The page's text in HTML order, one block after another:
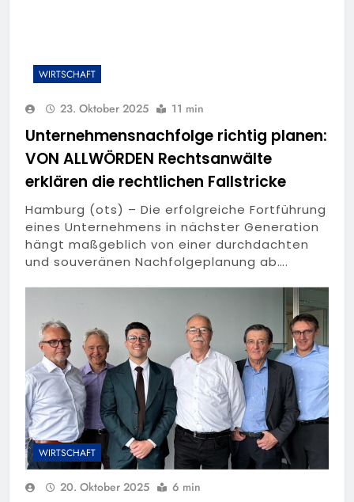
WIRTSCHAFT
23. Oktober 2025 11 min
Unternehmensnachfolge richtig planen:
VON ALLWÖRDEN Rechtsanwälte
erklären die rechtlichen Fallstricke
Hamburg (ots) – Die erfolgreiche Fortführung
eines Unternehmens in nächster Generation
hängt maßgeblich von einer durchdachten
und souveränen Nachfolgeplanung ab….
WIRTSCHAFT
20. Oktober 2025 6 min